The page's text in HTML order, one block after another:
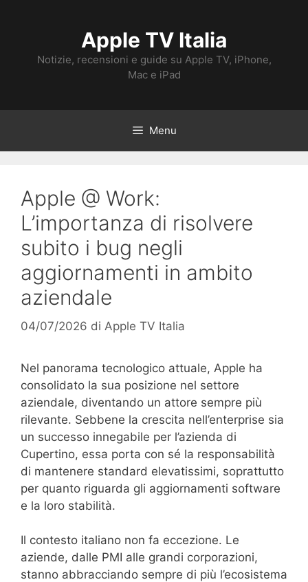
Apple TV Italia
Notizie, recensioni e guide su Apple TV, iPhone,
Mac e iPad
Menu
Apple @ Work:
L’importanza di risolvere
subito i bug negli
aggiornamenti in ambito
aziendale
04/07/2026 di Apple TV Italia
Nel panorama tecnologico attuale, Apple ha
consolidato la sua posizione nel settore
aziendale, diventando un attore sempre più
rilevante. Sebbene la crescita nell’enterprise sia
un successo innegabile per l’azienda di
Cupertino, essa porta con sé la responsabilità
di mantenere standard elevatissimi, soprattutto
per quanto riguarda gli aggiornamenti software
e la loro stabilità.
Il contesto italiano non fa eccezione. Le
aziende, dalle PMI alle grandi corporazioni,
stanno abbracciando sempre di più l’ecosistema